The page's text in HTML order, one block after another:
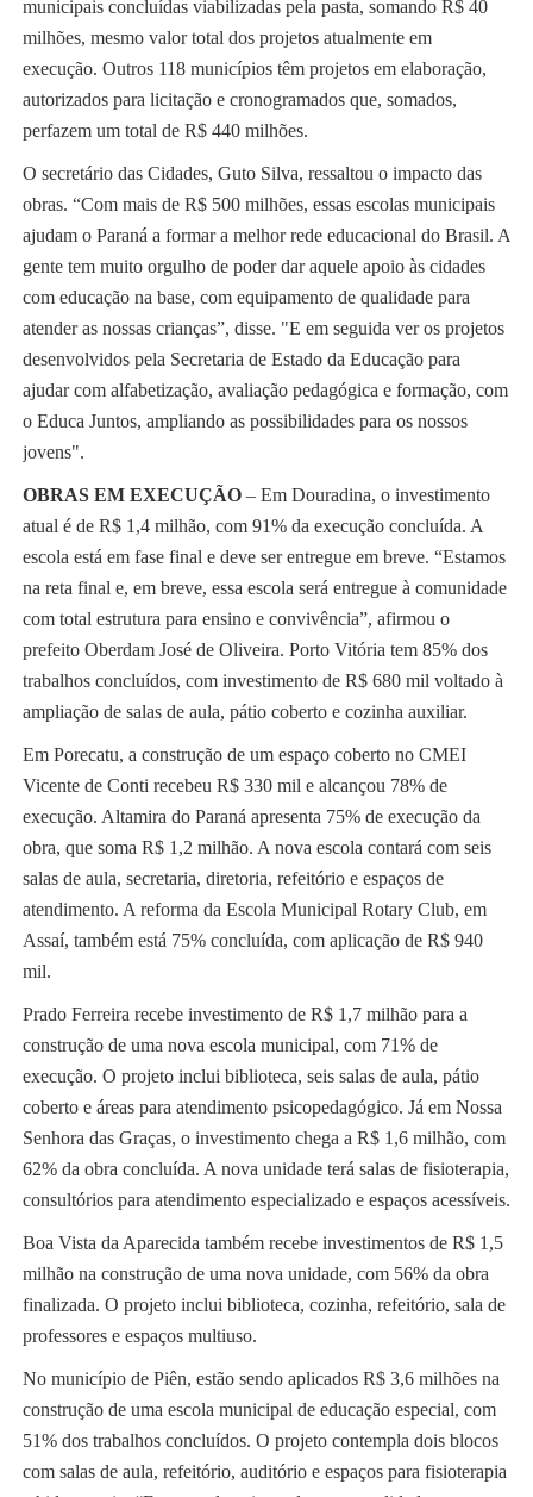
municipais concluídas viabilizadas pela pasta, somando R$ 40
milhões, mesmo valor total dos projetos atualmente em
execução. Outros 118 municípios têm projetos em elaboração,
autorizados para licitação e cronogramados que, somados,
perfazem um total de R$ 440 milhões.
O secretário das Cidades, Guto Silva, ressaltou o impacto das
obras. “Com mais de R$ 500 milhões, essas escolas municipais
ajudam o Paraná a formar a melhor rede educacional do Brasil. A
gente tem muito orgulho de poder dar aquele apoio às cidades
com educação na base, com equipamento de qualidade para
atender as nossas crianças”, disse. "E em seguida ver os projetos
desenvolvidos pela Secretaria de Estado da Educação para
ajudar com alfabetização, avaliação pedagógica e formação, com
o Educa Juntos, ampliando as possibilidades para os nossos
jovens".
OBRAS EM EXECUÇÃO– Em Douradina, o investimento
atual é de R$ 1,4 milhão, com 91% da execução concluída. A
escola está em fase final e deve ser entregue em breve. “Estamos
na reta final e, em breve, essa escola será entregue à comunidade
com total estrutura para ensino e convivência”, afirmou o
prefeito Oberdam José de Oliveira. Porto Vitória tem 85% dos
trabalhos concluídos, com investimento de R$ 680 mil voltado à
ampliação de salas de aula, pátio coberto e cozinha auxiliar.
Em Porecatu, a construção de um espaço coberto no CMEI
Vicente de Conti recebeu R$ 330 mil e alcançou 78% de
execução. Altamira do Paraná apresenta 75% de execução da
obra, que soma R$ 1,2 milhão. A nova escola contará com seis
salas de aula, secretaria, diretoria, refeitório e espaços de
atendimento. A reforma da Escola Municipal Rotary Club, em
Assaí, também está 75% concluída, com aplicação de R$ 940
mil.
Prado Ferreira recebe investimento de R$ 1,7 milhão para a
construção de uma nova escola municipal, com 71% de
execução. O projeto inclui biblioteca, seis salas de aula, pátio
coberto e áreas para atendimento psicopedagógico. Já em Nossa
Senhora das Graças, o investimento chega a R$ 1,6 milhão, com
62% da obra concluída. A nova unidade terá salas de fisioterapia,
consultórios para atendimento especializado e espaços acessíveis.
Boa Vista da Aparecida também recebe investimentos de R$ 1,5
milhão na construção de uma nova unidade, com 56% da obra
finalizada. O projeto inclui biblioteca, cozinha, refeitório, sala de
professores e espaços multiuso.
No município de Piên, estão sendo aplicados R$ 3,6 milhões na
construção de uma escola municipal de educação especial, com
51% dos trabalhos concluídos. O projeto contempla dois blocos
com salas de aula, refeitório, auditório e espaços para fisioterapia